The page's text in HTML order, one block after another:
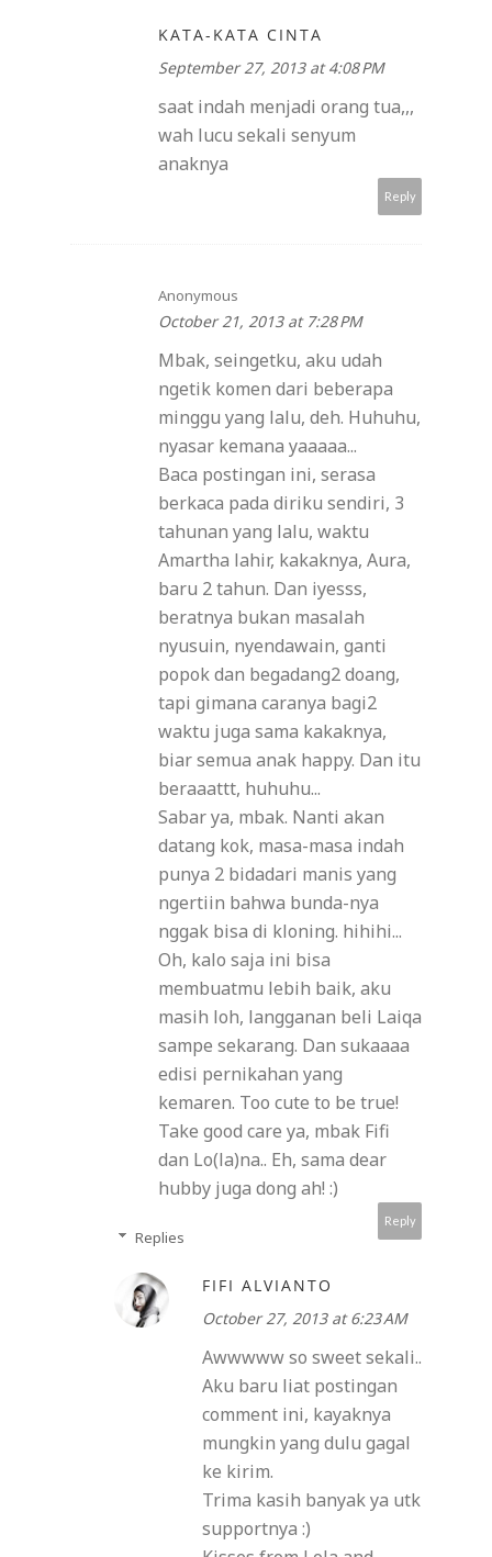
KATA-KATA CINTA
September 27, 2013 at 4:08 PM
saat indah menjadi orang tua,,,
wah lucu sekali senyum
anaknya
Reply
Anonymous
October 21, 2013 at 7:28 PM
Mbak, seingetku, aku udah
ngetik komen dari beberapa
minggu yang lalu, deh. Huhuhu,
nyasar kemana yaaaaa...
Baca postingan ini, serasa
berkaca pada diriku sendiri, 3
tahunan yang lalu, waktu
Amartha lahir, kakaknya, Aura,
baru 2 tahun. Dan iyesss,
beratnya bukan masalah
nyusuin, nyendawain, ganti
popok dan begadang2 doang,
tapi gimana caranya bagi2
waktu juga sama kakaknya,
biar semua anak happy. Dan itu
beraaattt, huhuhu...
Sabar ya, mbak. Nanti akan
datang kok, masa-masa indah
punya 2 bidadari manis yang
ngertiin bahwa bunda-nya
nggak bisa di kloning. hihihi...
Oh, kalo saja ini bisa
membuatmu lebih baik, aku
masih loh, langganan beli Laiqa
sampe sekarang. Dan sukaaaa
edisi pernikahan yang
kemaren. Too cute to be true!
Take good care ya, mbak Fifi
dan Lo(la)na.. Eh, sama dear
hubby juga dong ah! :)
Reply
Replies
FIFI ALVIANTO
October 27, 2013 at 6:23 AM
Awwwww so sweet sekali..
Aku baru liat postingan
comment ini, kayaknya
mungkin yang dulu gagal
ke kirim.
Trima kasih banyak ya utk
supportnya :)